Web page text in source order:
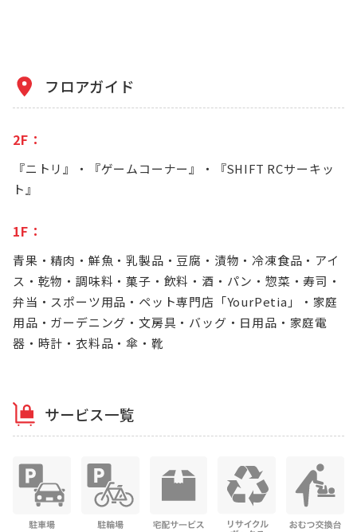
フロアガイド
2F：
『ニトリ』・『ゲームコーナー』・『SHIFT RCサーキッ
ト』
1F：
青果・精肉・鮮魚・乳製品・豆腐・漬物・冷凍食品・アイ
ス・乾物・調味料・菓子・飲料・酒・パン・惣菜・寿司・
弁当・スポーツ用品・ペット専門店「YourPetia」・家庭
用品・ガーデニング・文房具・バッグ・日用品・家庭電
器・時計・衣料品・傘・靴
サービス一覧